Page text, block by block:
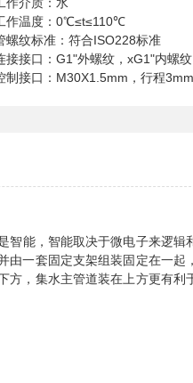
作温度：0℃≤t≤110℃
螺纹标准：符合ISO228标准
接接口：G1"外螺纹，xG1"内螺纹
制接口：M30X1.5mm，行程
能，智能取决于微电子来逻辑
由一套固定支架组装固定在一起
方，集水主管道装在上方更有利